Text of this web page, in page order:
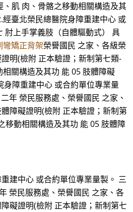
肌 肉、骨骼之移動相關構造及其
臺北榮民總醫院身障重建中心 或
肘上手掌義肢（自體驅動式） 具
彎矯正背架榮譽國民 之家、各級榮
明(檢附 正本驗證；新制第七類-
關構造及其功 能 05 肢體障礙
身障重建中心 或合約單位專業量
年 榮民服務處、榮譽國民 之家、
障礙證明(檢附 正本驗證；新制第
移動相關構造及其功 能 05 肢體障
建中心 或合約單位專業量製。 三
榮民服務處、榮譽國民 之家、各
礙證明(檢附 正本驗證；新制第七